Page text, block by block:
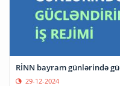
RİNN bayram günlərində
29-12-2024